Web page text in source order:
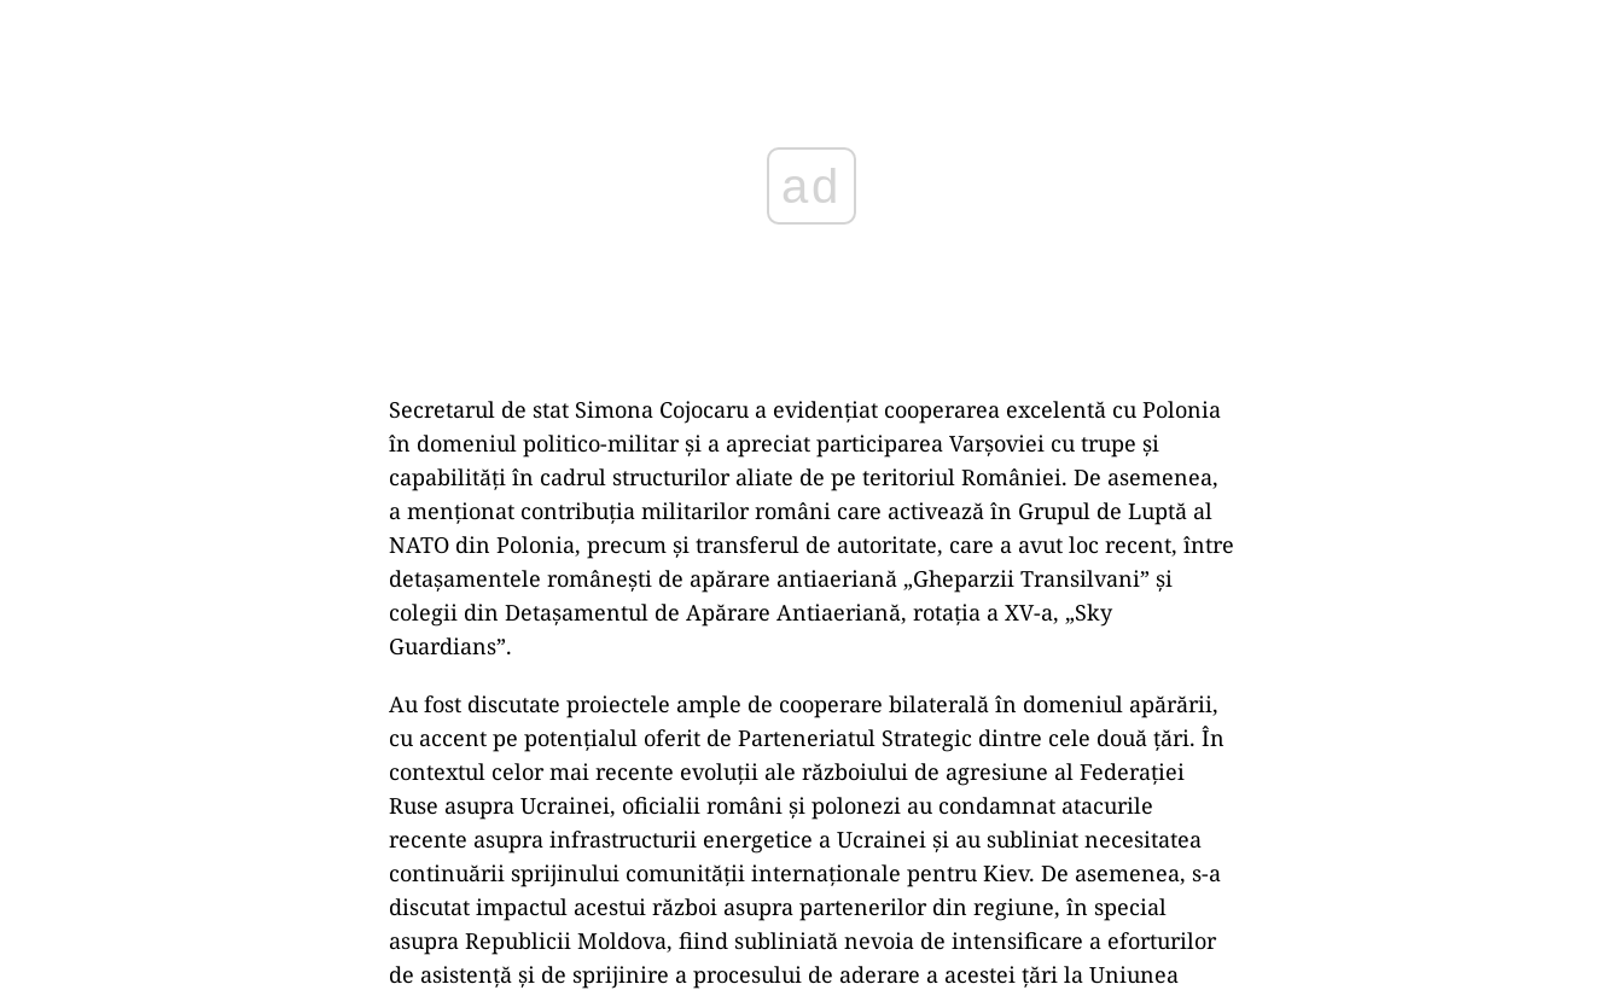
Secretarul de stat Simona Cojocaru a evidențiat cooperarea excelentă cu Polonia
în domeniul politico-militar şi a apreciat participarea Varșoviei cu trupe și
capabilități în cadrul structurilor aliate de pe teritoriul României. De asemenea,
a menționat contribuția militarilor români care activează în Grupul de Luptă al
NATO din Polonia, precum şi transferul de autoritate, care a avut loc recent, între
detașamentele românești de apărare antiaeriană „Gheparzii Transilvani” şi
colegii din Detașamentul de Apărare Antiaeriană, rotația a XV-a, „Sky
Guardians”.
Au fost discutate proiectele ample de cooperare bilaterală în domeniul apărării,
cu accent pe potențialul oferit de Parteneriatul Strategic dintre cele două țări. În
contextul celor mai recente evoluții ale războiului de agresiune al Federației
Ruse asupra Ucrainei, oficialii români şi polonezi au condamnat atacurile
recente asupra infrastructurii energetice a Ucrainei și au subliniat necesitatea
continuării sprijinului comunității internaționale pentru Kiev. De asemenea, s-a
discutat impactul acestui război asupra partenerilor din regiune, în special
asupra Republicii Moldova, fiind subliniată nevoia de intensificare a eforturilor
de asistență și de sprijinire a procesului de aderare a acestei ţări la Uniunea